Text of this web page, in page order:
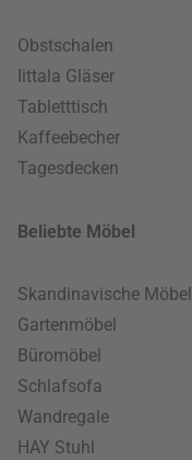
Obstschalen
Iittala Gläser
Tabletttisch
Kaffeebecher
Tagesdecken
Beliebte Möbel
Skandinavische Möbel
Gartenmöbel
Büromöbel
Schlafsofa
Wandregale
HAY Stuhl